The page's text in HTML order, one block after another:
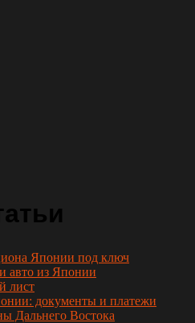
Японии под ключ
авто из Японии
лист
документы и платежи
Дальнего Востока